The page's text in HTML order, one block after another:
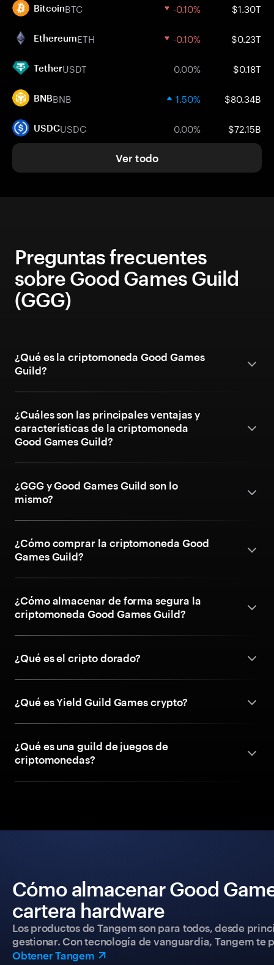
BitcoinBTC -0.10% $1.30T
EthereumETH -0.10% $0.23T
TetherUSDT 0.00% $0.18T
BNBBNB 1.50% $80.34B
USDCUSDC 0.00% $72.15B
Ver todo
Preguntas frecuentes
sobre Good Games Guild
(GGG)
¿Qué es la criptomoneda Good Games
Guild?
¿Cuáles son las principales ventajas y
características de la criptomoneda
Good Games Guild?
¿GGG y Good Games Guild son lo
mismo?
¿Cómo comprar la criptomoneda Good
Games Guild?
¿Cómo almacenar de forma segura la
criptomoneda Good Games Guild?
¿Qué es el cripto dorado?
¿Qué es Yield Guild Games crypto?
¿Qué es una guild de juegos de
criptomonedas?
Cómo almacenar Good
cartera hardware
Los productos de Tangem son para todos, desde
gestionar. Con tecnología de vanguardia, Tangem
Obtener Tangem